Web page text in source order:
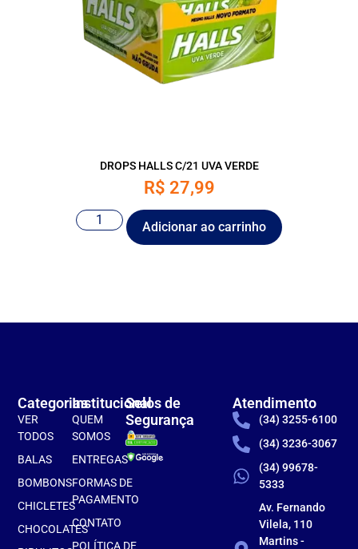
DROPS HALLS C/21 UVA VERDE
R$ 27,99
Adicionar ao carrinho
Institucional
QUEM
SOMOS
ENTREGAS
FORMAS DE
PAGAMENTO
CONTATO
POLÍTICA DE
Categorias
VER
TODOS
BALAS
BOMBONS
CHICLETES
CHOCOLATES
Atendimento
(34) 3255-6100
(34) 3236-3067
(34) 99678-
5333
Av. Fernando
Vilela, 110
Martins -
Selos de
Segurança